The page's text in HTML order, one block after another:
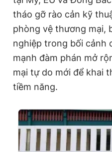
tháo gỡ rào cản kỹ
phòng vệ thương mại,
nghiệp trong bối cảnh
mạnh đàm phán mở
mại tự do mới để khai
tiềm năng.